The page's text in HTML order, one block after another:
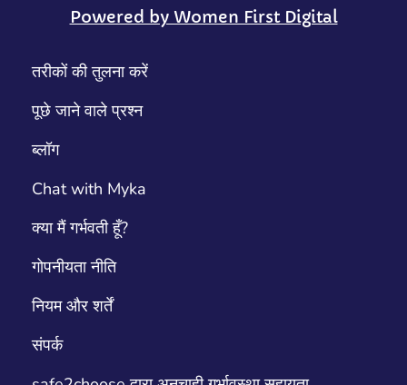
Powered by Women First Digital
तरीकों की तुलना करें
पूछे जाने वाले प्रश्न
ब्लॉग
Chat with Myka
क्या मैं गर्भवती हूँ?
गोपनीयता नीति
नियम और शर्तें
संपर्क